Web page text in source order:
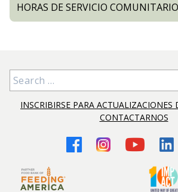
HORAS DE SERVICIO COMUNITARIO
Search for:
INSCRIBIRSE PARA ACTUALIZACIONES
CONTACTARNOS